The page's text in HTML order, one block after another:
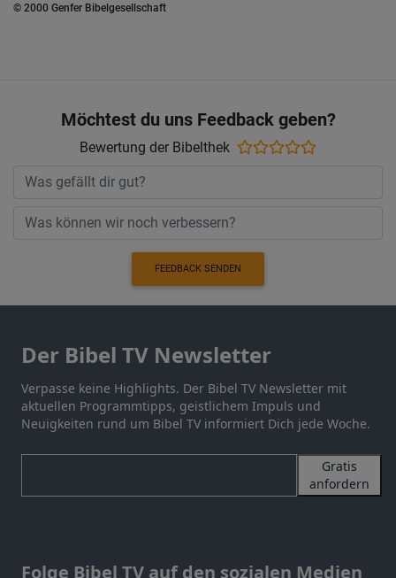
© 2000 Genfer Bibelgesellschaft
Möchtest du uns Feedback geben?
Bewertung der Bibelthek
FEEDBACK SENDEN
Der Bibel TV Newsletter
Verpasse keine Highlights. Der Bibel TV Newsletter mit
aktuellen Programmtipps, geistlichem Impuls und
Neuigkeiten rund um Bibel TV informiert Dich jede Woche.
Gratis
anfordern
Folge Bibel TV auf den sozialen Medien